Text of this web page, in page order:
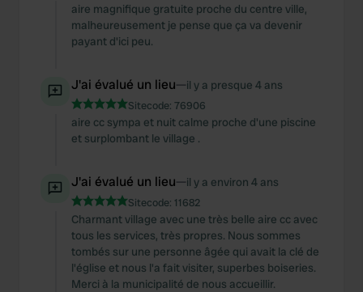
aire magnifique gratuite proche du centre ville,
malheureusement je pense que ça va devenir
payant d'ici peu.
J'ai évalué un lieu—il y a presque 4 ans
Sitecode: 76906
aire cc sympa et nuit calme proche d'une piscine
et surplombant le village .
J'ai évalué un lieu—il y a environ 4 ans
Sitecode: 11682
Charmant village avec une très belle aire cc avec
tous les services, très propres. Nous sommes
tombés sur une personne âgée qui avait la clé de
l'église et nous l'a fait visiter, superbes boiseries.
Merci à la municipalité de nous accueillir.